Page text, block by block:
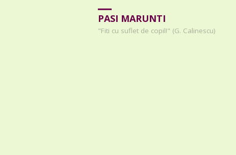
PASI MARUNTI
"Fiti cu suflet de copil!" (G. Calinescu)